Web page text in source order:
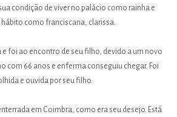
condição de viver no palácio como rainha e
hábito como franciscana, clarissa.
e foi ao encontro de seu filho, devido a um novo
com 66 anos e enferma conseguiu chegar. Foi
e ouvida por seu filho.
em Coimbra, como era seu desejo. Está